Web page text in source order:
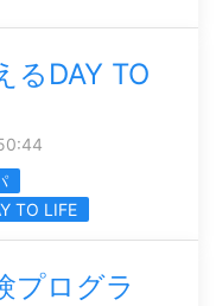
るDAY TO
TO LIFE
プログラ